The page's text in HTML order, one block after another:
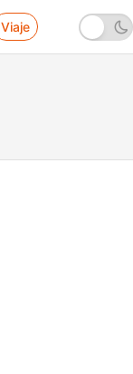
Viaje